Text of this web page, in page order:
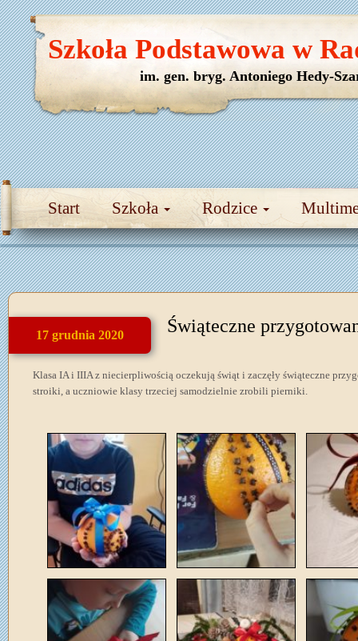
Start Szkoła Rodzice
Szkoła Podstawowa w
im. gen. bryg. Antoniego Hedy-
17 grudnia 2020 Świąteczne
Klasa IA i IIIA z niecierpliwością oczekują świąt i zaczęły świąteczne
stroiki, a uczniowie klasy trzeciej samodzielnie zrobili pierniki.